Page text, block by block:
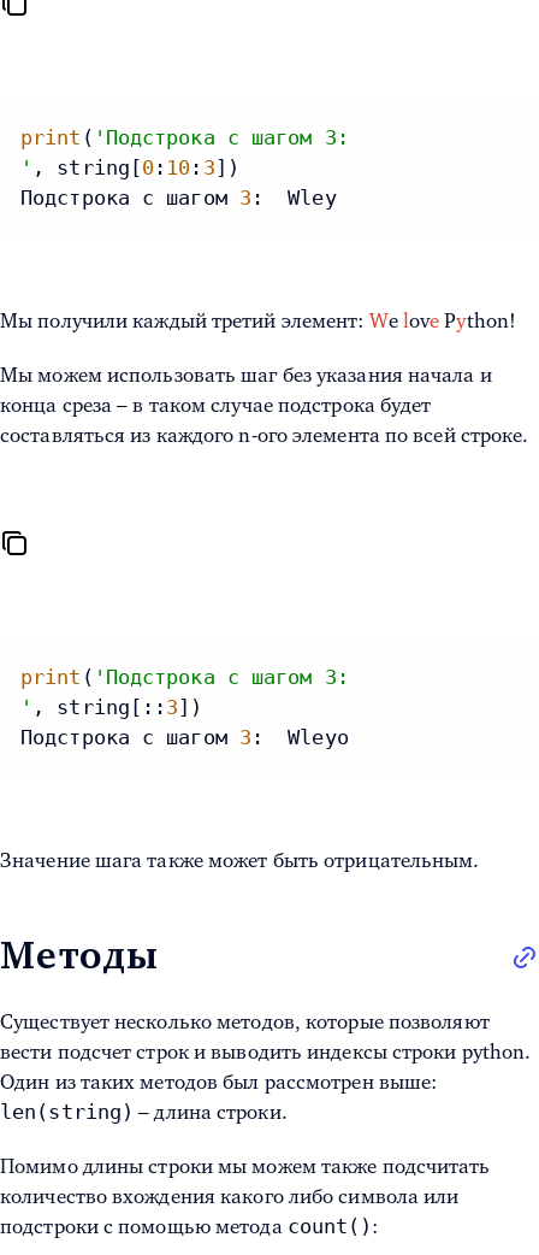
print ( 'Подстрока с шагом 3:
' , string[0 : 10 : 3])
Подстрока с шагом 3 :  Wley
Мы получили каждый третий элемент: We love Python!
Мы можем использовать шаг без указания начала и
конца среза – в таком случае подстрока будет
составляться из каждого n-ого элемента по всей строке.
print ( 'Подстрока с шагом 3:
' , string[:: 3])
Подстрока с шагом 3 :  Wleyo
Значение шага также может быть отрицательным.
Методы
Существует несколько методов, которые позволяют
вести подсчет строк и выводить индексы строки python.
Один из таких методов был рассмотрен выше:
len(string) – длина строки.
Помимо длины строки мы можем также подсчитать
количество вхождения какого либо символа или
подстроки с помощью метода count() :